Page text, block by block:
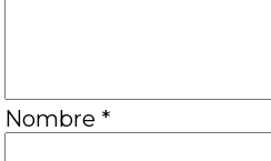
Nombre *